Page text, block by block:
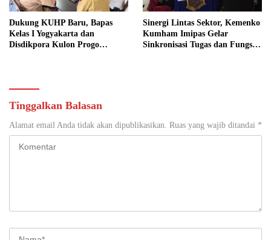
Dukung KUHP Baru, Bapas
Kelas I Yogyakarta dan
Disdikpora Kulon Progo
Sinergi Lintas Sektor, Kemenko
Kumham Imipas Gelar
Sinkronisasi Tugas dan Fungsi
Tinggalkan Balasan
Alamat email Anda tidak akan dipublikasikan. Ruas yang wajib ditandai *